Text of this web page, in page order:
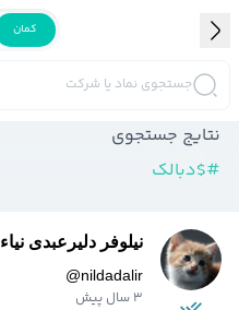
کمان
جستجوی نماد یا شرکت
نتایج جستجوی
#$دبالک
نیلوفر دلیرعبدی نیاء
@nildadalir
3 سال پیش